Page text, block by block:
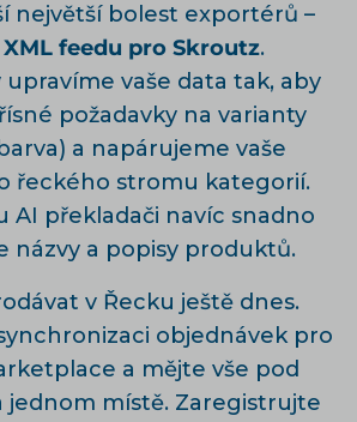
největší bolest exportérů –
feedu pro Skroutz.
vaše data tak, aby
požadavky na varianty
a napárujeme vaše
řeckého stromu kategorií.
AI překladači navíc snadno
názvy a popisy produktů.
v Řecku ještě dnes.
objednávekpro
a mějte vše pod
jednom místě. Zaregistrujte